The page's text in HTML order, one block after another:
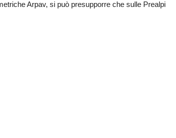
Arpav, si può presupporre che sulle Prealpi